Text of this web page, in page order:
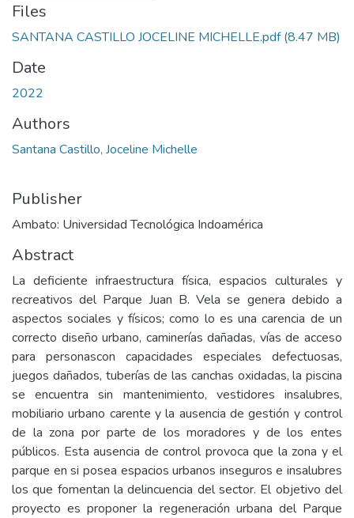
Files
SANTANA CASTILLO JOCELINE MICHELLE.pdf(8.47 MB)
Date
2022
Authors
Santana Castillo, Joceline Michelle
Publisher
Ambato: Universidad Tecnológica Indoamérica
Abstract
La deficiente infraestructura física, espacios culturales y
recreativos del Parque Juan B. Vela se genera debido a
aspectos sociales y físicos; como lo es una carencia de un
correcto diseño urbano, caminerías dañadas, vías de acceso
para personascon capacidades especiales defectuosas,
juegos dañados, tuberías de las canchas oxidadas, la piscina
se encuentra sin mantenimiento, vestidores insalubres,
mobiliario urbano carente y la ausencia de gestión y control
de la zona por parte de los moradores y de los entes
públicos. Esta ausencia de control provoca que la zona y el
parque en si posea espacios urbanos inseguros e insalubres
los que fomentan la delincuencia del sector. El objetivo del
proyecto es proponer la regeneración urbana del Parque